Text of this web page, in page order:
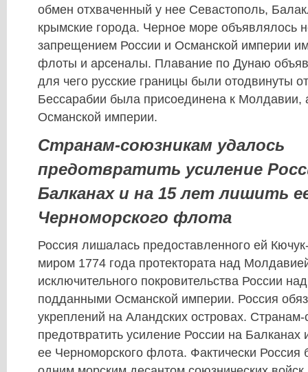
обмен отхваченный у нее Севастополь,
крымские города. Черное море объявлялось
запрещением России и Османской империи
флоты и арсеналы. Плавание по Дунаю
для чего русские границы были отодвинуты
Бессарабии была присоединена к Молдавии,
Османской империи.
Странам-союзникам удалось
предотвратить усиление
Балканах и на 15 лет лишить
Черноморского флота
Россия лишалась предоставленного ей
миром 1774 года протектората над
исключительного покровительства России
подданными Османской империи. Россия
укреплений на Аландских островах.
предотвратить усиление России на Балканах
ее Черноморского флота. Фактически